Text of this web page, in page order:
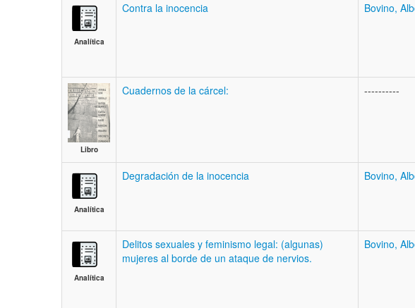
Analítica
Contra la inocencia Bovino,
Libro
Cuadernos de la cárcel: ----------
Analítica
Degradación de la inocencia Bovino,
Analítica
Delitos sexuales y feminismo legal: (algunas)
mujeres al borde de un ataque de nervios.
Bovino,